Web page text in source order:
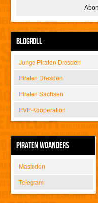
BLOGROLL
Junge Piraten Dresden
Piraten Dresden
Piraten Sachsen
PVP-Kooperation
PIRATEN WOANDERS
Mastodon
Telegram